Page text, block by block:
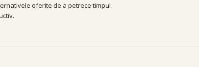
oferite de a petrece timpul